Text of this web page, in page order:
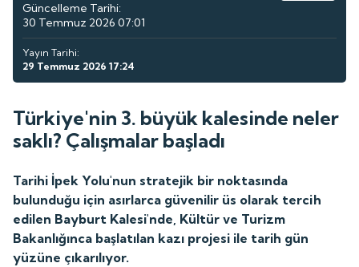
Güncelleme Tarihi:
30 Temmuz 2026 07:01
Yayın Tarihi:
29 Temmuz 2026 17:24
Türkiye'nin 3. büyük kalesinde neler
saklı? Çalışmalar başladı
Tarihi İpek Yolu'nun stratejik bir noktasında
bulunduğu için asırlarca güvenilir üs olarak tercih
edilen Bayburt Kalesi'nde, Kültür ve Turizm
Bakanlığınca başlatılan kazı projesi ile tarih gün
yüzüne çıkarılıyor.